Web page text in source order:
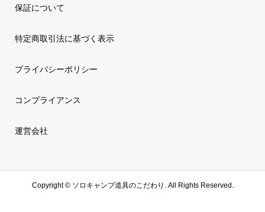
保証について
特定商取引法に基づく表示
プライバシーポリシー
コンプライアンス
運営会社
Copyright ©ソロキャンプ道具のこだわり. All Rights Reserved.